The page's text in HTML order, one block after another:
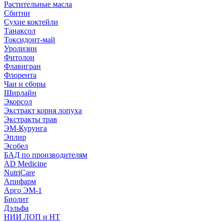
Растительные масла
Сбитни
Сухие коктейли
Танаксол
Токсидонт-май
Уролизин
Фитолон
Флавигран
Флорента
Чаи и сборы
Ширлайн
Экорсол
Экстракт корня лопуха
Экстракты трав
ЭМ-Курунга
Эплир
Эсобел
БАД по производителям
AD Medicine
NutriCare
Апифарм
Арго ЭМ-1
Биолит
Дэльфа
НИИ ЛОП и НТ